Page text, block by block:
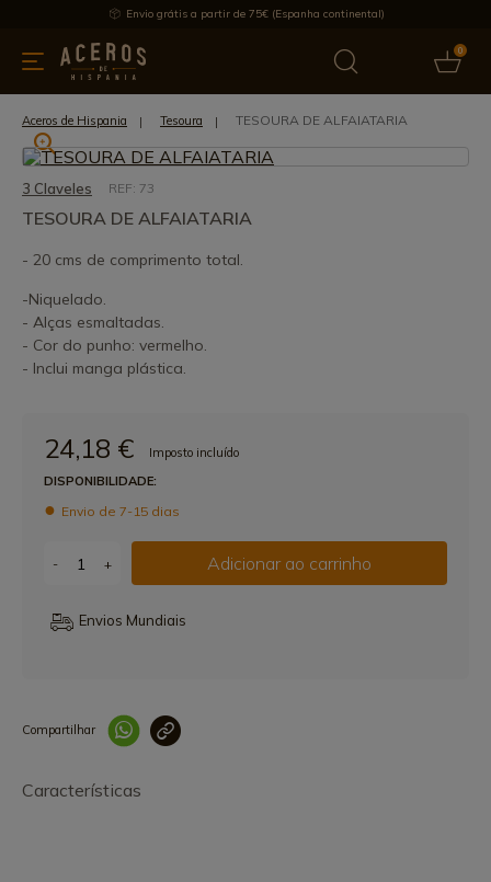
Envio grátis a partir de 75€ (Espanha continental)
0
& Utensílios de cozinha Oferece Últimas notícias
Aceros de Hispania Tesoura TESOURA DE ALFAIATARIA
3 Claveles REF: 73
TESOURA DE ALFAIATARIA
- 20 cms de comprimento total.
-Niquelado.
- Alças esmaltadas.
- Cor do punho: vermelho.
- Inclui manga plástica.
24,18 €
Imposto incluído
DISPONIBILIDADE:
Envio de 7-15 dias
- + Adicionar ao carrinho
Envios Mundiais
Compartilhar
Características